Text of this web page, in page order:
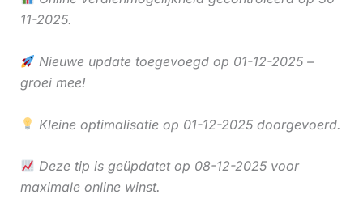
11-2025.
Nieuwe update toegevoegd op 01-12-2025 –
groei mee!
Kleine optimalisatie op 01-12-2025 doorgevoerd.
Deze tip is geüpdatet op 08-12-2025 voor
maximale online winst.